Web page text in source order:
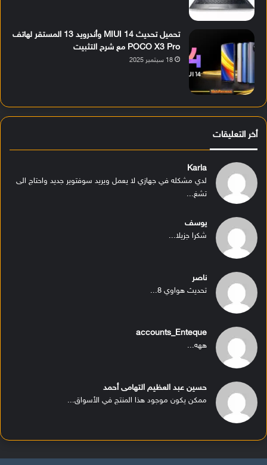
تحميل تحديث MIUI 14 وأندرويد 13 المستقر لهاتف
POCO X3 Pro مع شرح التثبيت
18 سبتمبر 2025
أخر التعليقات
Karla
لدي مشكله في جهازي لا يعمل ويريد سوفتوير جديد واحتاج الى
تشغ...
يوسف
شكرا جزيلا...
ناصر
تحديث هواوي 8...
accounts_Enteque
ههه...
حسين عبد العظيم التهامى أحمد
ممكن يكون موجود هذا المنتج في الأسواق...